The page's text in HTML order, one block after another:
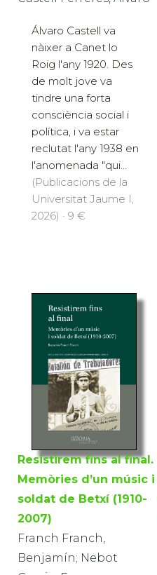
Álvaro Castell va
nàixer a Canet lo
Roig l'any 1920. Des
de molt jove va
tindre una forta
consciència social i
política, i va estar
reclutat l'any 1938 en
l'anomenada "qui...
(Publicacions de la
Universitat Jaume I,
2026) · 9 €
Resistirem fins al final.
Memòries d’un músic i
soldat de Betxí (1910-
2007)
Franch Franch,
Benjamín; Nebot